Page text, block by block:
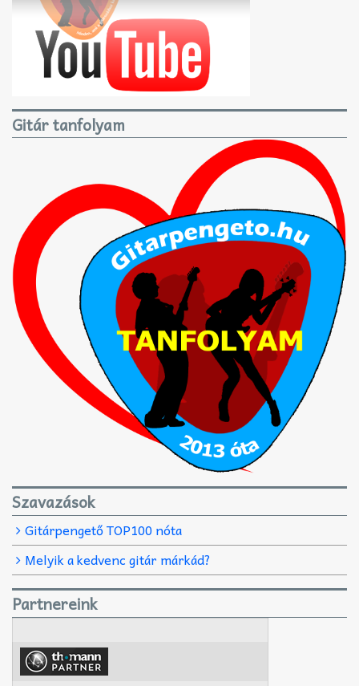
Gitár tanfolyam
Szavazások
Gitárpengető TOP100 nóta
Melyik a kedvenc gitár márkád?
Partnereink